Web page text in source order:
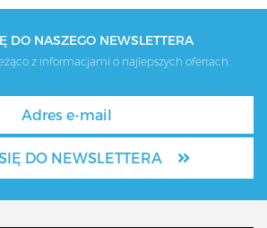
DO NASZEGO NEWSLETTERA
z informacjami o najlepszych ofertach.
DO NEWSLETTERA